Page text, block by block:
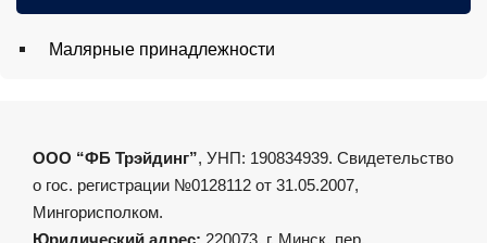
Малярные принадлежности
ООО “ФБ Трэйдинг”, УНП: 190834939. Свидетельство
о гос. регистрации №0128112 от 31.05.2007,
Мингорисполком.